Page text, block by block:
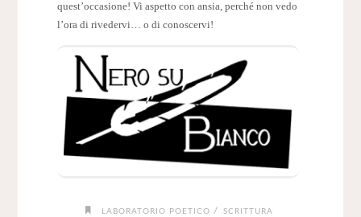
quest’occasione! Vi aspetto con ansia, perché non vedo
l’ora di rivedervi… o di conoscervi!
LABORATORIO POETICO / SCRITTURA